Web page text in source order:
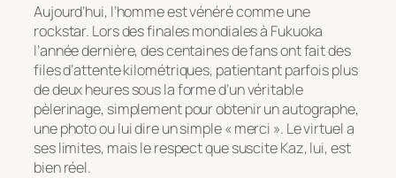
Aujourd’hui, l’homme est vénéré comme une
rockstar. Lors des finales mondiales à Fukuoka
l’année dernière, des centaines de fans ont fait des
files d’attente kilométriques, patientant parfois plus
de deux heures sous la forme d’un véritable
pèlerinage, simplement pour obtenir un autographe,
une photo ou lui dire un simple« merci ». Le virtuel a
ses limites, mais le respect que suscite Kaz, lui, est
bien réel.